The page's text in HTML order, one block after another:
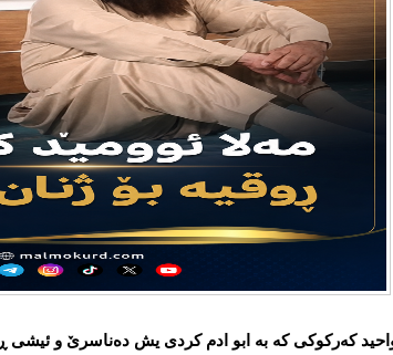
کەرکوکی کە بە ابو ادم کردی یش دەناسرێ و ئیشی